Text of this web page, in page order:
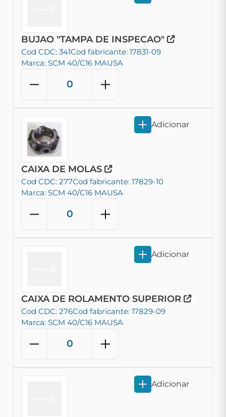
BUJAO "TAMPA DE INSPECAO"
Cod CDC: 341Cod fabricante: 17831-09
Marca: SCM 40/C16 MAUSA
CAIXA DE MOLAS
Cod CDC: 277Cod fabricante: 17829-10
Marca: SCM 40/C16 MAUSA
Adicionar
CAIXA DE ROLAMENTO SUPERIOR
Cod CDC: 276Cod fabricante: 17829-09
Marca: SCM 40/C16 MAUSA
Adicionar
Adicionar